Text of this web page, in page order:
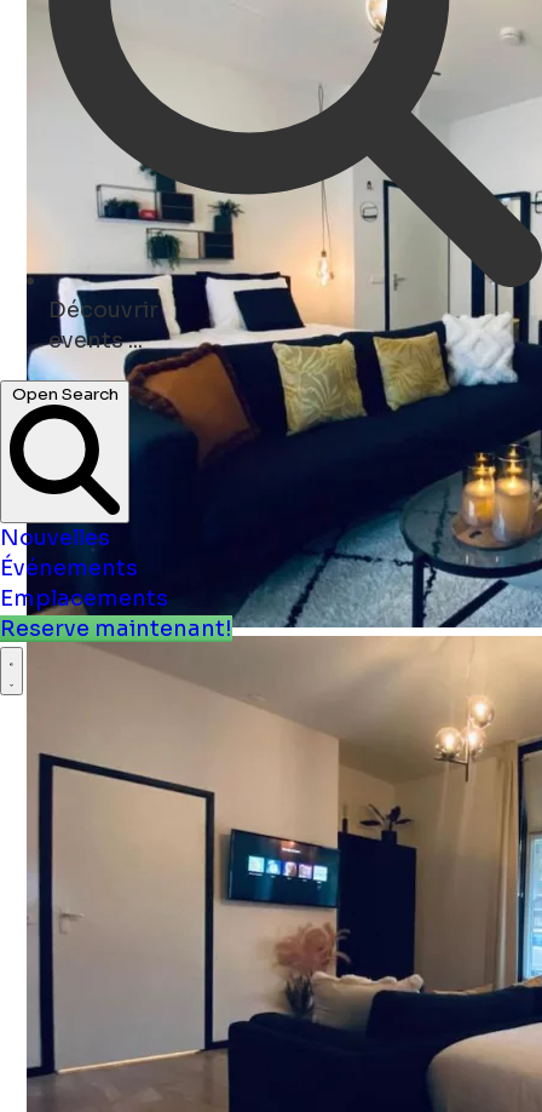
Découvrir
events ...
concerts ...
Open Search
Nouvelles
Événements
Emplacements
Reserve maintenant!